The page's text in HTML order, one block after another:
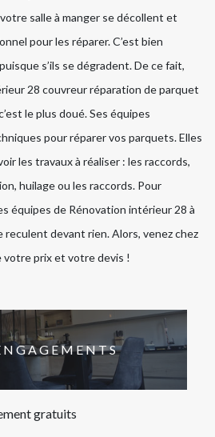
salle à manger se décollent et
pour les réparer. C’est bien
s’ils se dégradent. De ce fait,
28 couvreur réparation de parquet
le plus doué. Ses équipes
pour réparer vos parquets. Elles
les travaux à réaliser : les raccords,
huilage ou les raccords. Pour
équipes de Rénovation intérieur 28 à
reculent devant rien. Alors, venez chez
votre prix et votre devis !
gratuits